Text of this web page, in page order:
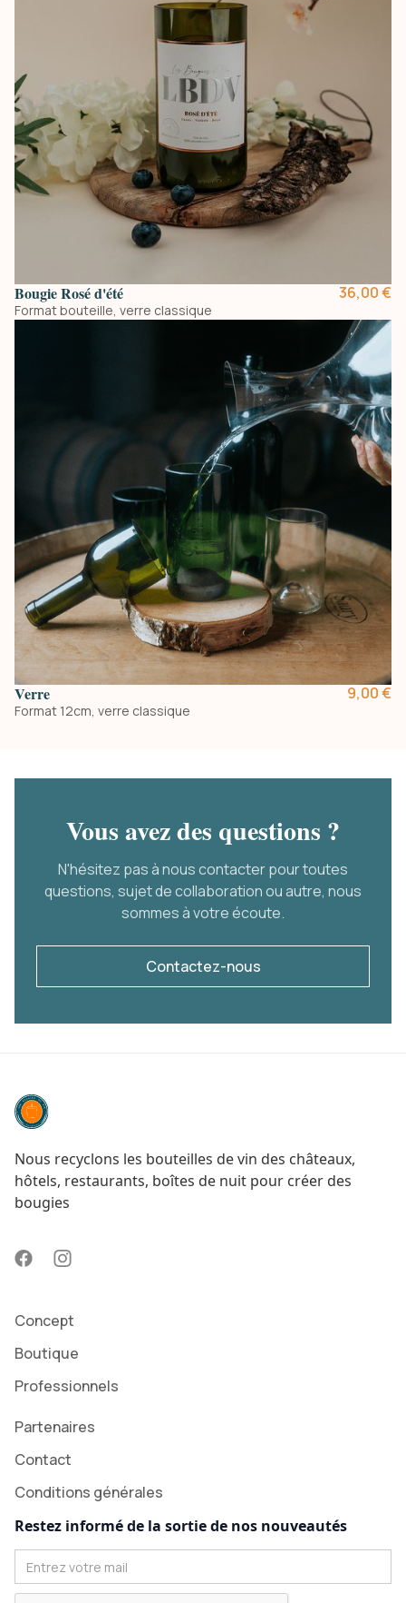
Bougie Rosé d'été 36,00 €
Format bouteille, verre classique
Verre 9,00 €
Format 12cm, verre classique
Vous avez des questions ?
N'hésitez pas à nous contacter pour toutes
questions, sujet de collaboration ou autre, nous
sommes à votre écoute.
Contactez-nous
Nous recyclons les bouteilles de vin des châteaux,
hôtels, restaurants, boîtes de nuit pour créer des
bougies
Concept
Boutique
Professionnels
Partenaires
Contact
Conditions générales
Restez informé de la sortie de nos nouveautés